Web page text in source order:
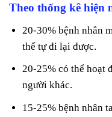
Theo thống kê hiện
20-30% bệnh nhân
thể tự đi lại được.
20-25% có thể hoạt
người khác.
15-25% bệnh nhân